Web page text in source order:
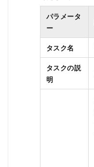
パラメータ
ー
タスク名
タスクの説
明